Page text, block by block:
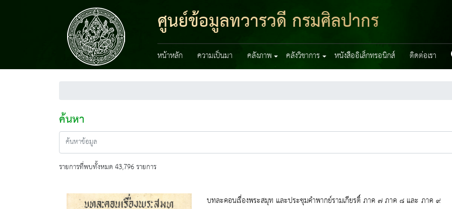
ศูนย์ข้อมูลทวารวดี กรมศิลปากร
หน้าหลัก ความเป็นมา คลังภาพ คลังวิชาการ หนังสืออิเล็กทรอนิกส์ ติดต่อเรา
ค้นหา
รายการที่พบทั้งหมด 43,796 รายการ
บทละคอนเรื่องพระสมุท และประชุมคำพากย์รามเกียรติ์ ภาค ๗ ภาค ๘ และ ภาค ๙